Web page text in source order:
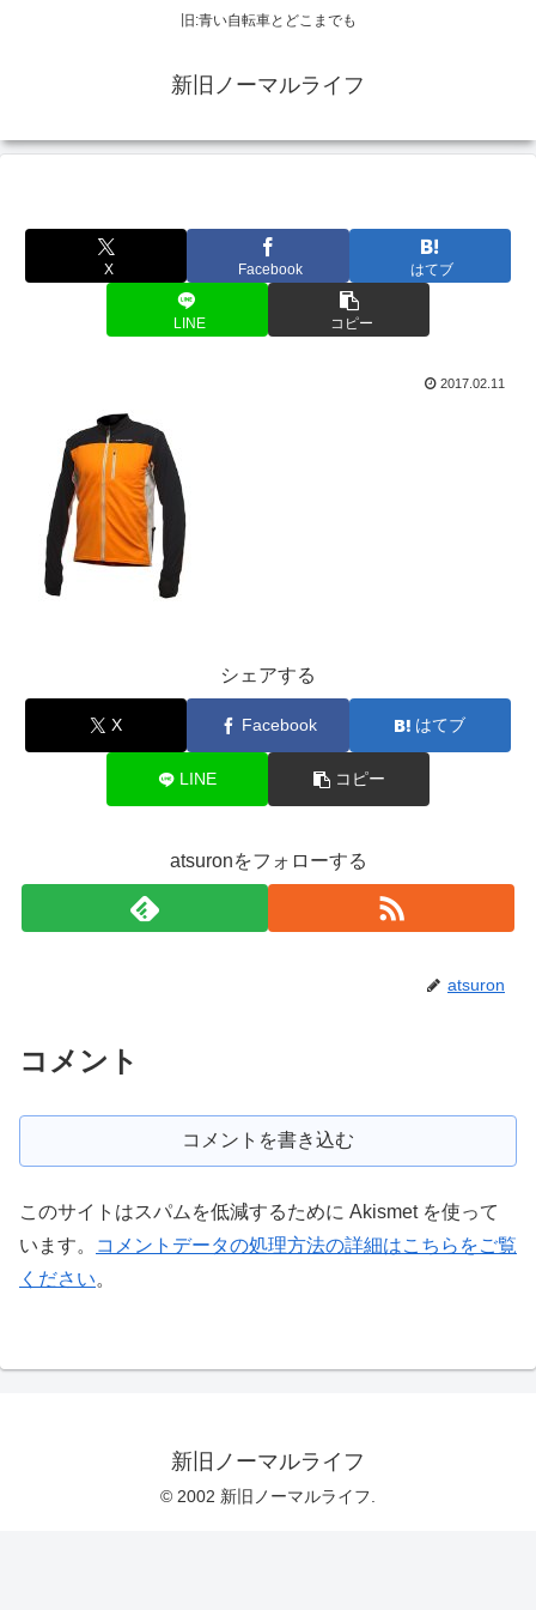
旧:青い自転車とどこまでも
新旧ノーマルライフ
X Facebook はてブ
LINE コピー
2017.02.11
シェアする
X Facebook はてブ
LINE コピー
atsuronをフォローする
atsuron
コメント
コメントを書き込む
このサイトはスパムを低減するために Akismet を使って
います。
コメントデータの処理方法の詳細はこちらをご覧
ください。
新旧ノーマルライフ
© 2002 新旧ノーマルライフ.